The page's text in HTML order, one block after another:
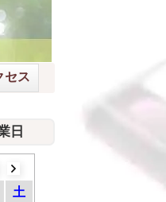
セス
日
土